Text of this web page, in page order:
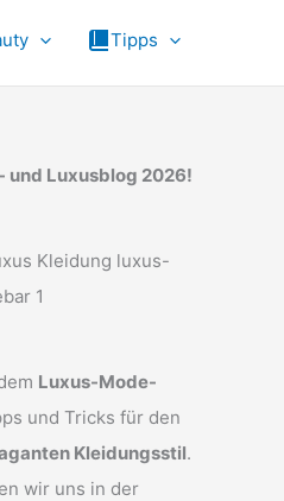
Tipps
und Luxusblog 2026!
Luxus-Mode-
und Tricks für den
Kleidungsstil.
wir uns in der